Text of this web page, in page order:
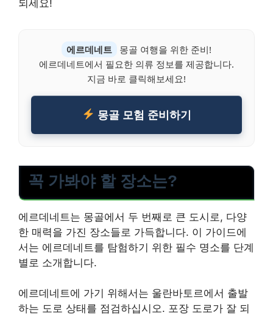
되세요!
에르데네트
몽골 여행을 위한 준비!
에르데네트에서 필요한 의류 정보를 제공합니다.
지금 바로 클릭해보세요!
몽골 모험 준비하기
꼭 가봐야 할 장소는?
에르데네트는 몽골에서 두 번째로 큰 도시로, 다양
한 매력을 가진 장소들로 가득합니다. 이 가이드에
서는 에르데네트를 탐험하기 위한 필수 명소를 단계
별로 소개합니다.
에르데네트에 가기 위해서는 울란바토르에서 출발
하는 도로 상태를 점검하십시오. 포장 도로가 잘 되